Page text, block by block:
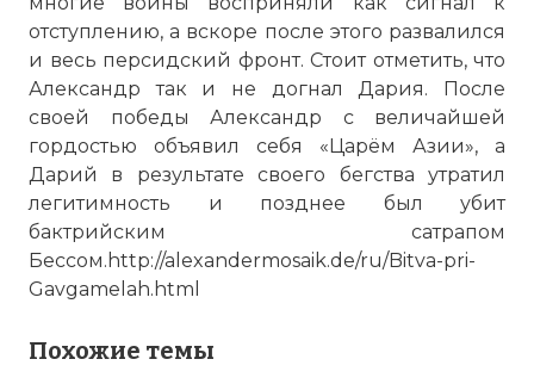
отступлению, а вскоре после этого развалился
и весь персидский фронт. Стоит отметить, что
Александр так и не догнал Дария. После
своей победы Александр с величайшей
гордостью объявил себя «Царём Азии», а
Дарий в результате своего бегства утратил
легитимность и позднее был убит
бактрийским сатрапом
Бессом. http://alexandermosaik.de/ru/Bitva-pri-
Gavgamelah.html
Похожие темы